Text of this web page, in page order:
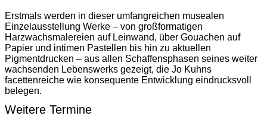
Erstmals werden in dieser umfangreichen musealen
Einzelausstellung Werke – von großformatigen
Harzwachsmalereien auf Leinwand, über Gouachen auf
Papier und intimen Pastellen bis hin zu aktuellen
Pigmentdrucken – aus allen Schaffensphasen seines weiter
wachsenden Lebenswerks gezeigt, die Jo Kuhns
facettenreiche wie konsequente Entwicklung eindrucksvoll
belegen.
Weitere Termine